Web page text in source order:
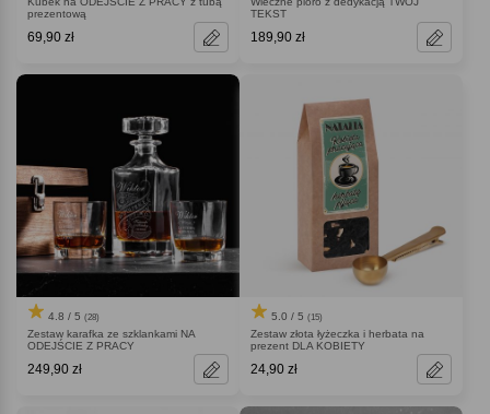
prezentową
69,90 zł
TEKST
189,90 zł
4.8 / 5 (28)
Zestaw karafka ze szklankami NA
ODEJŚCIE Z PRACY
249,90 zł
5.0 / 5 (15)
Zestaw złota łyżeczka i herbata na
prezent DLA KOBIETY
24,90 zł